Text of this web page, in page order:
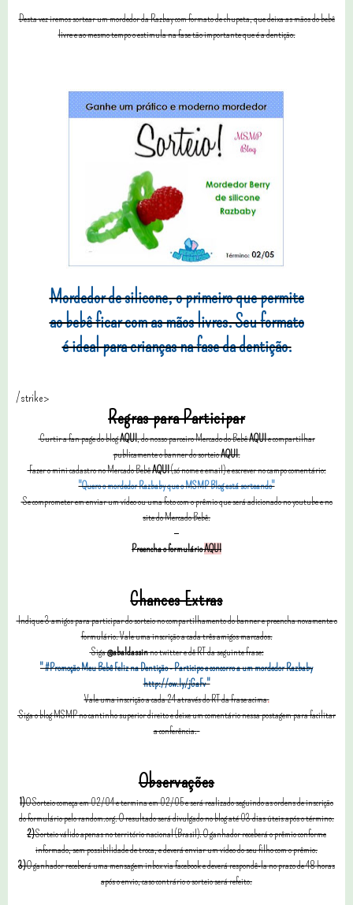
Desta vez iremos sortear um mordedor da Razbay com formato de chupeta, que deixa as mãos do bebê
livre e ao mesmo tempo o estimula na fase tão importante que é a dentição.
Mordedor de silicone, o primeiro que permite
ao bebê ficar com as mãos livres. Seu formato
é ideal para crianças na fase da dentição.
/strike>
Regras para Participar
Curtir a fan page do blogAQUI, do nosso parceiro Mercado do BebêAQUIe compartilhar
publicamente o banner do sorteioAQUI.
Fazer o mini cadastro no Mercado BebêAQUI(só nome e email) e escrever no campo comentário:
"Quero o mordedor Razbaby que o MSMP Blog está sorteando"
Se comprometer em enviar um vídeo ou uma foto com o prêmio que será adicionado no youtube e no
site do Mercado Bebê.
Preencha o formulárioAQUI
Chances Extras
Indique 3 amigos para participar do sorteio no compartilhamento do banner e preencha novamente o
formulário.Vale uma inscrição a cada três amigos marcados.
Siga@abaldassinno twitter e dê RT da seguinte frase:
" #Promoção Meu Bebê Feliz na Dentição - Participo e concorro a um mordedor Razbaby
http://ow.ly/jGaFv "
Vale uma inscrição a cada 24 através do RT da frase acima.
Siga o blog MSMP no cantinho superior direitoedeixe um comentário nessa postagem para facilitar
a conferência.
Observações
1)O Sorteio começa em 02/04 e termina em 02/05 e será realizado seguindo as ordens de inscrição
do formulário pelo random.org. O resultado será divulgado no blog até 03 dias úteis após o término.
2)Sorteio válido apenas no território nacional (Brasil). O ganhador receberá o prêmio conforme
informado, sem possibilidade de troca, edeveráenviar um vídeo do seu filho com o prêmio.
3)O ganhador receberá uma mensagem inbox via facebook e deverá respondê-lano prazo de 48 horas
após o envio, caso contrário o sorteio será refeito.